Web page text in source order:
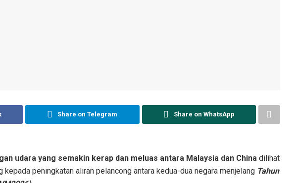
Share on Telegram Share on WhatsApp
udara yang semakin kerap dan meluas antara Malaysia dan China dilihat
kepada peningkatan aliran pelancong antara kedua-dua negara menjelang Tahun